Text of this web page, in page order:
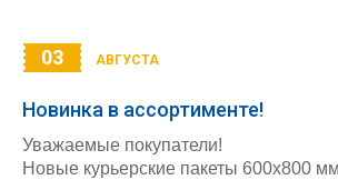
03 АВГУСТА
Новинка в ассортименте!
Уважаемые покупатели!
Новые курьерские пакеты 600х800